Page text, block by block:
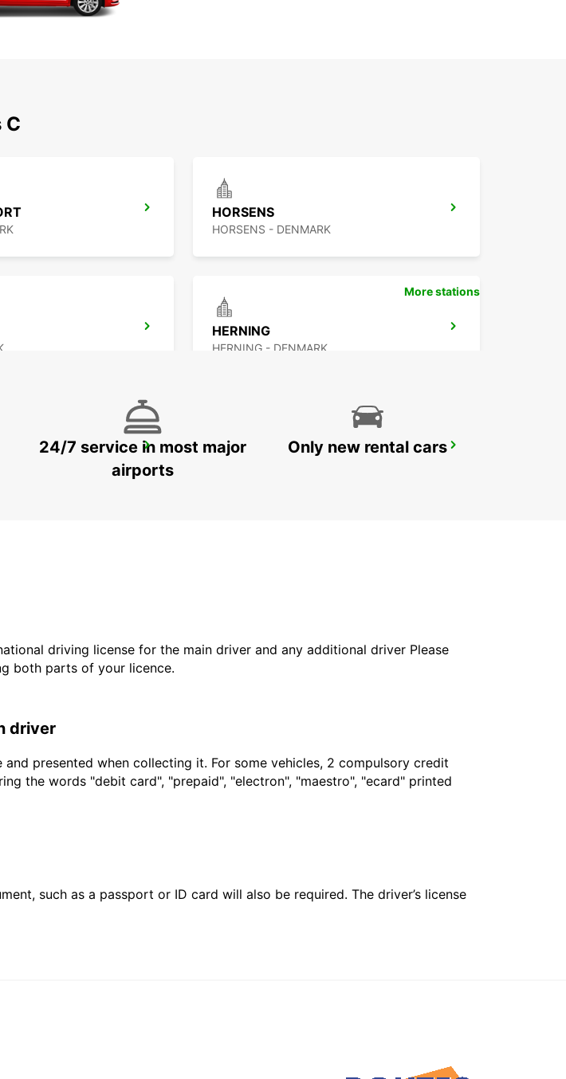
C
HORSENS
HORSENS - DENMARK
HERNING
HERNING - DENMARK
KOLDING
More stations
24/7 service in most major
airports
Only new rental cars
driving license for the main driver and any additional driver Please
both parts of your licence.
driver
presented when collecting it. For some vehicles, 2 compulsory credit
the words "debit card", "prepaid", "electron", "maestro", "ecard" printed
such as a passport or ID card will also be required. The driver’s license